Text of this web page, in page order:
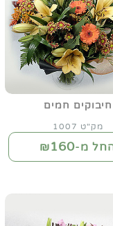
חיבוקים חמים
מק"ט 1007
מ-₪160